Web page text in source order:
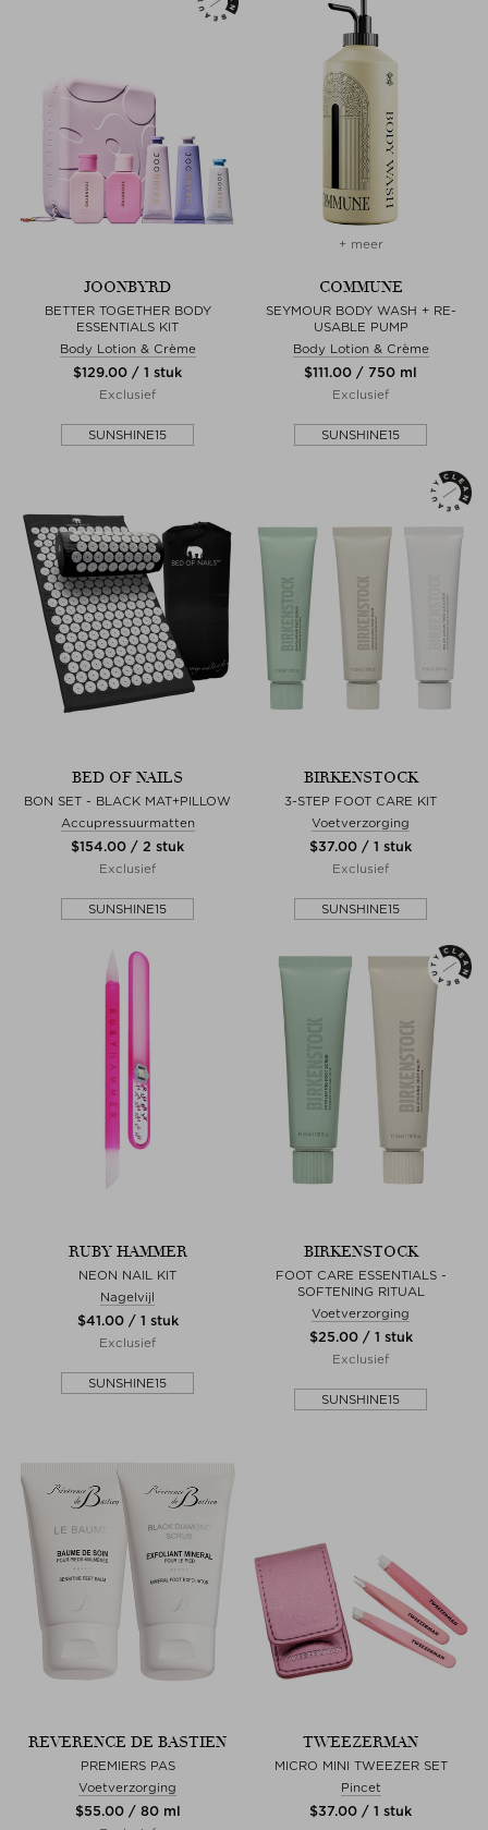
JOONBYRD
BETTER TOGETHER BODY
ESSENTIALS KIT
Body Lotion & Crème
$‌129.00 / 1 stuk
Exclusief
SUNSHINE15
+ meer
COMMUNE
SEYMOUR BODY WASH + RE-
USABLE PUMP
Body Lotion & Crème
$‌111.00 / 750 ml
Exclusief
SUNSHINE15
BED OF NAILS
BON SET - BLACK MAT+PILLOW
Accupressuurmatten
$‌154.00 / 2 stuk
Exclusief
SUNSHINE15
BIRKENSTOCK
3-STEP FOOT CARE KIT
Voetverzorging
$‌37.00 / 1 stuk
Exclusief
SUNSHINE15
RUBY HAMMER
NEON NAIL KIT
Nagelvijl
$‌41.00 / 1 stuk
Exclusief
SUNSHINE15
BIRKENSTOCK
FOOT CARE ESSENTIALS -
SOFTENING RITUAL
Voetverzorging
$‌25.00 / 1 stuk
Exclusief
SUNSHINE15
REVERENCE DE BASTIEN
PREMIERS PAS
Voetverzorging
$‌55.00 / 80 ml
TWEEZERMAN
MICRO MINI TWEEZER SET
Pincet
$‌37.00 / 1 stuk